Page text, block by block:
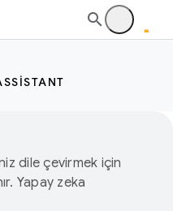
dile çevirmek için
Yapay zeka